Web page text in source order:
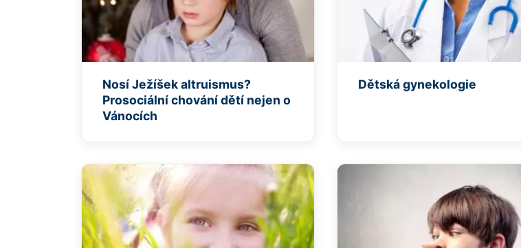
Nosí Ježíšek altruismus?
Prosociální chování dětí nejen o
Vánocích
Dětská gynekologie